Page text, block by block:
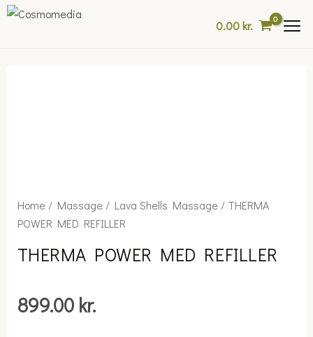
Skip
0.00kr.
Home/ Massage/ Lava Shells Massage/ THERMA
POWER MED REFILLER
THERMA POWER MED REFILLER
899.00 kr.
THERMA
POWER
REFILLER